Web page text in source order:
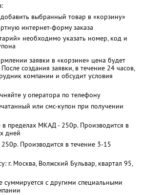
выбранный товар в «корзину»
интернет-форму заказа
необходимо указать номер, код и
заявки в «корзине» цена будет
создания заявки, в течение 24 часов,
компании и обсудит условия
у оператора по телефону
или смс-купон при получении
в пределах МКАД - 250р. Производится в
дней
Производится в течение 3-15
г. Москва, Волжский Бульвар, квартал 95,
суммируется с другими специальными